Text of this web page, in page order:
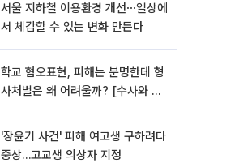
서울 지하철 이용환경 개선⋯일상에
서 체감할 수 있는 변화 만든다
학교 혐오표현, 피해는 분명한데 형
사처벌은 왜 어려울까? [수사와 재
'장윤기 사건' 피해 여고생 구하려다
중상…고교생 의상자 지정